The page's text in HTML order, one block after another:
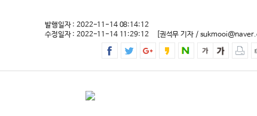
발행일자 : 2022-11-14 08:14:12
수정일자 : 2022-11-14 11:29:12
[권석무 기자 /